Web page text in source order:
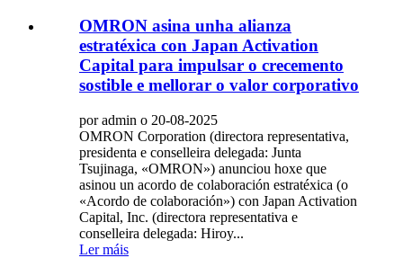
OMRON asina unha alianza
estratéxica con Japan Activation
Capital para impulsar o crecemento
sostible e mellorar o valor corporativo
por admin o 20-08-2025
OMRON Corporation (directora representativa,
presidenta e conselleira delegada: Junta
Tsujinaga, «OMRON») anunciou hoxe que
asinou un acordo de colaboración estratéxica (o
«Acordo de colaboración») con Japan Activation
Capital, Inc. (directora representativa e
conselleira delegada: Hiroy...
Ler máis